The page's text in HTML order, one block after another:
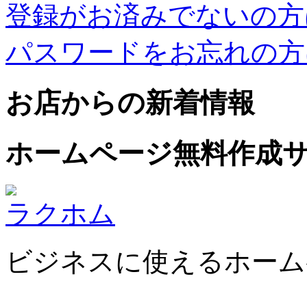
登録がお済みでないの
パスワードをお忘れの
お店からの新着情報
ホームページ無料作成
ラクホム
ビジネスに使えるホー